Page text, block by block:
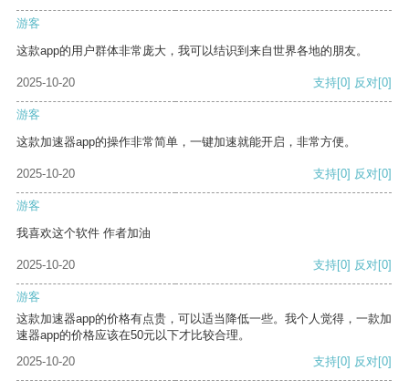
游客
这款app的用户群体非常庞大，我可以结识到来自世界各地的朋友。
2025-10-20 支持[0] 反对[0]
游客
这款加速器app的操作非常简单，一键加速就能开启，非常方便。
2025-10-20 支持[0] 反对[0]
游客
我喜欢这个软件 作者加油
2025-10-20 支持[0] 反对[0]
游客
这款加速器app的价格有点贵，可以适当降低一些。我个人觉得，一款加
速器app的价格应该在50元以下才比较合理。
2025-10-20
支持[0] 反对[0]